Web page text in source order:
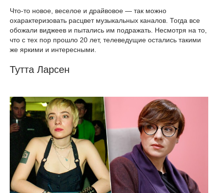
Что-то новое, веселое и драйвовое — так можно
охарактеризовать расцвет музыкальных каналов. Тогда все
обожали виджеев и пытались им подражать. Несмотря на то,
что с тех пор прошло 20 лет, телеведущие остались такими
же яркими и интересными.
Тутта Ларсен